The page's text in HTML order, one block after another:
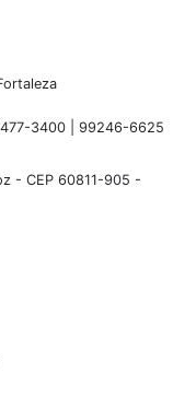
3400 | 99246-6625
- CEP 60811-905 -